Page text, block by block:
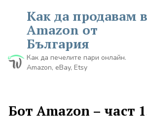
Как да продавам в
Amazon от
България
Как да печелите пари онлайн.
Amazon, eBay, Etsy
Бот Amazon – част